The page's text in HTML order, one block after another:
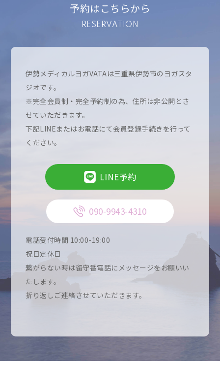
予約はこちらから
RESERVATION
伊勢メディカルヨガVATAは三重県伊勢市のヨガスタ
ジオです。
※完全会員制・完全予約制の為、住所は非公開とさ
せていただきます。
下記LINEまたはお電話にて会員登録手続きを行って
ください。
LINE予約
090-9943-4310
電話受付時間 10:00-19:00
祝日定休日
繋がらない時は留守番電話にメッセージをお願いい
たします。
折り返しご連絡させていただきます。